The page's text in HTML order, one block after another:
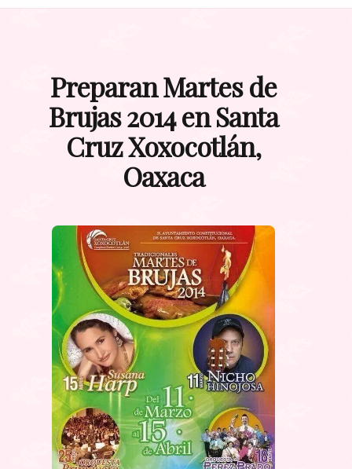
Preparan Martes de
Brujas 2014 en Santa
Cruz Xoxocotlán,
Oaxaca